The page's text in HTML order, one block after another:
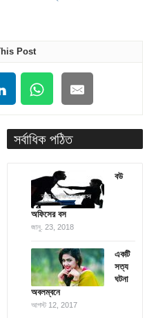
Post
সর্বাধিক পঠিত
বউ
অফিসের বস
জানু. 23, 2018
একটি
সত্য
ঘটনা
অবলম্বনে
আগস্ট 12, 2017